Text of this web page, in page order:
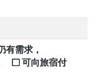
有需求，
可向旅宿付